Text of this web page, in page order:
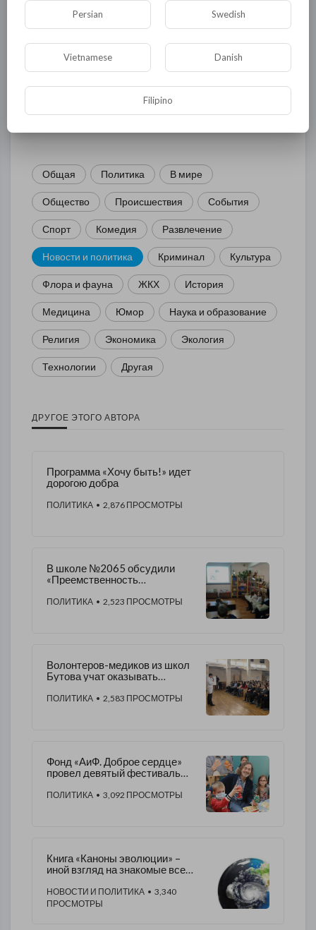
Комментариев нет
Общая Политика В мире
Общество Происшествия События
Спорт Комедия Развлечение
Новости и политика Криминал Культура
Флора и фауна ЖКХ История
Медицина Юмор Наука и образование
Религия Экономика Экология
Технологии Другая
ДРУГОЕ ЭТОГО АВТОРА
Программа «Хочу быть!» идет
дорогою добра
ПОЛИТИКА • 2,876 ПРОСМОТРЫ
В школе №2065 обсудили
«Преемственность
общего образования»
ПОЛИТИКА • 2,523 ПРОСМОТРЫ
Волонтеров-медиков из школ
Бутова учат оказывать
ПОЛИТИКА • 2,583 ПРОСМОТРЫ
Фонд «АиФ. Доброе сердце»
провел девятый фестиваль
ПОЛИТИКА • 3,092 ПРОСМОТРЫ
Книга «Каноны эволюции» –
иной взгляд на знакомые всем
НОВОСТИ И ПОЛИТИКА • 3,340
ПРОСМОТРЫ
Persian Swedish
Vietnamese Danish
Filipino